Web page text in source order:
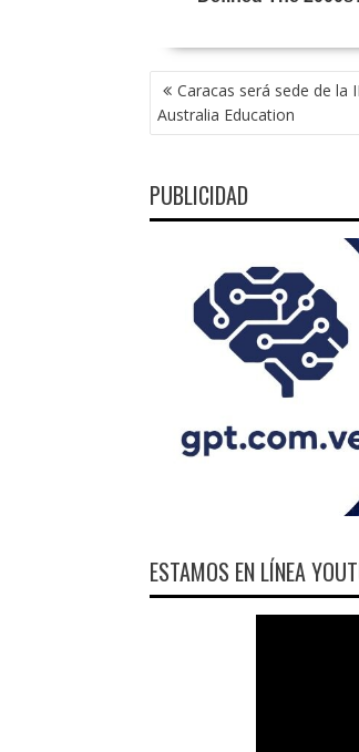
NAVEGACIÓN
DE
ENTRADAS
Caracas será sede de la
Australia Education
PUBLICIDAD
ESTAMOS EN LÍNEA